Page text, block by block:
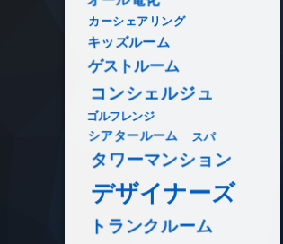
カーシェアリング
キッズルーム
ゲストルーム
コンシェルジュ
ゴルフレンジ
シアタールーム スパ
タワーマンション
デザイナーズ
トランクルーム